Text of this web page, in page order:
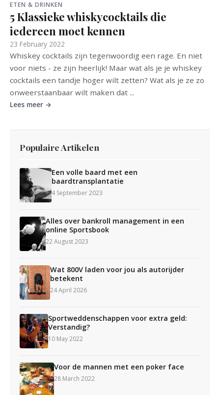
ETEN & DRINKEN
5 Klassieke whiskycocktails die
iedereen moet kennen
23 February 2022
Whiskey cocktails zijn tegenwoordig een rage. En niet
voor niets - ze zijn heerlijk! Maar wat als je je whiskey
cocktails een tandje hoger wilt zetten? Wat als je ze zo
onweerstaanbaar wilt maken dat ...
Lees meer →
Populaire Artikelen
Een volle baard met een
baardtransplantatie
4 September 2023
Alles over bankroll management in een
online Sportsbook
22 August 2023
Wat 800V laden voor jou als autorijder
betekent
24 April 2026
Sportweddenschappen voor extra geld:
Verstandig?
10 May 2022
Voor de mannen met een poker face
28 March 2022